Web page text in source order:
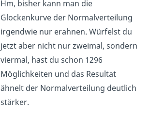
Hm, bisher kann man die
Glockenkurve der Normalverteilung
irgendwie nur erahnen. Würfelst du
jetzt aber nicht nur zweimal, sondern
viermal, hast du schon 1296
Möglichkeiten und das Resultat
ähnelt der Normalverteilung deutlich
stärker.